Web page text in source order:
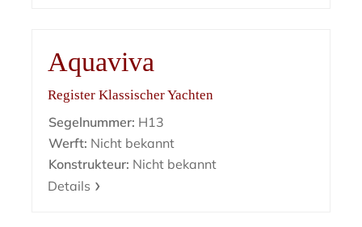
Aquaviva
Register Klassischer Yachten
Segelnummer: H13
Werft: Nicht bekannt
Konstrukteur: Nicht bekannt
Details